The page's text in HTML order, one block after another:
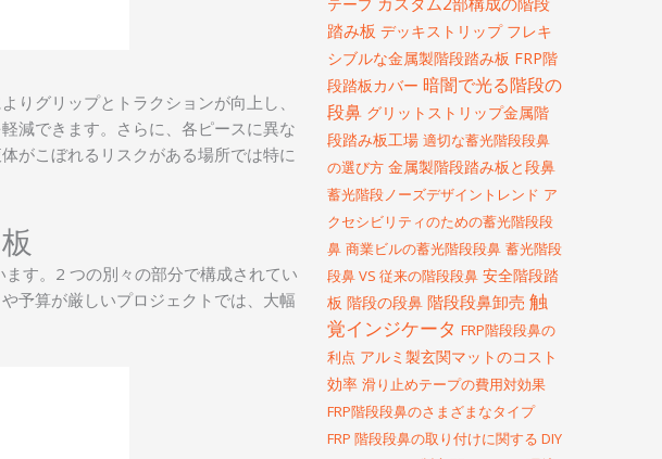
りグリップとトラクションが向上し、
減できます。さらに、各ピースに異な
がこぼれるリスクがある場所では特に
す。2 つの別々の部分で構成されてい
予算が厳しいプロジェクトでは、大幅
踏み板 デッキストリップ フレキ
シブルな金属製階段踏み板 FRP階
段踏板カバー 暗闇で光る階段の
段鼻 グリットストリップ金属階
段踏み板工場 適切な蓄光階段段鼻
の選び方 金属製階段踏み板と段鼻
蓄光階段ノーズデザイントレンド ア
クセシビリティのための蓄光階段段
鼻 商業ビルの蓄光階段段鼻 蓄光階段
段鼻 VS 従来の階段段鼻 安全階段踏
板 階段の段鼻 階段段鼻卸売 触
覚インジケータ FRP階段段鼻の
利点 アルミ製玄関マットのコスト
効率 滑り止めテープの費用対効果
FRP階段段鼻のさまざまなタイプ
FRP 階段段鼻の取り付けに関する DIY